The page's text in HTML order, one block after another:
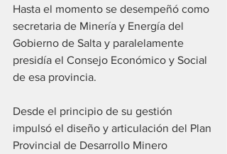
Hasta el momento se desempeñó como
secretaria de Minería y Energía del
Gobierno de Salta y paralelamente
presidía el Consejo Económico y Social
de esa provincia.
Desde el principio de su gestión
impulsó el diseño y articulación del Plan
Provincial de Desarrollo Minero